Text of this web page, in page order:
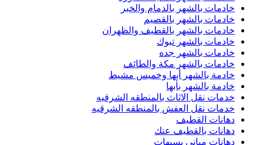
خادمات بالشهر بالدمام والخبر
خادمات بالشهر بالقصيم
خادمات بالشهر بالقطيف والظهران
خادمات بالشهر تبوك
خادمات بالشهر جده
خادمات بالشهر مكة والطائف
خادمة بالشهر أبها وخميس مشيط
خادمة بالشهر بأبها
خدمات نقل الاثاث بالمنطقه الشرقيه
خدمات نقل العفش بالمنطقه الشرقيه
دهانات القطيف
دهانات بالقطيف عنك
دهانات مباني بسيهات